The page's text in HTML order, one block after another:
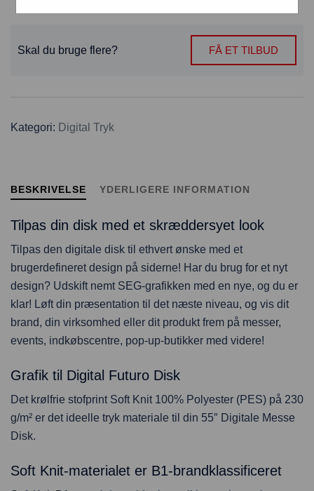
Skal du bruge flere? FÅ ET TILBUD
Kategori: Digital Tryk
BESKRIVELSE YDERLIGERE INFORMATION
Tilpas din disk med et skræddersyet look
Tilpas den digitale disk til ethvert ønske med et
brugerdefineret design på siderne! Har du brug for et nyt
design? Udskift nemt SEG-grafikken med en nye, og du er
klar! Løft din præsentation til det næste niveau, og vis dit
brand, din virksomhed eller dit produkt frem på messer,
events, indkøbscentre, pop-up-butikker med videre!
Grafik til Digital Futuro Disk
Det krølfrie stofprint Soft Knit 100% Polyester (PES) på 230
g/m² er det ideelle tryk materiale til din 55″ Digitale Messe
Disk.
Soft Knit-materialet er B1-brandklassificeret